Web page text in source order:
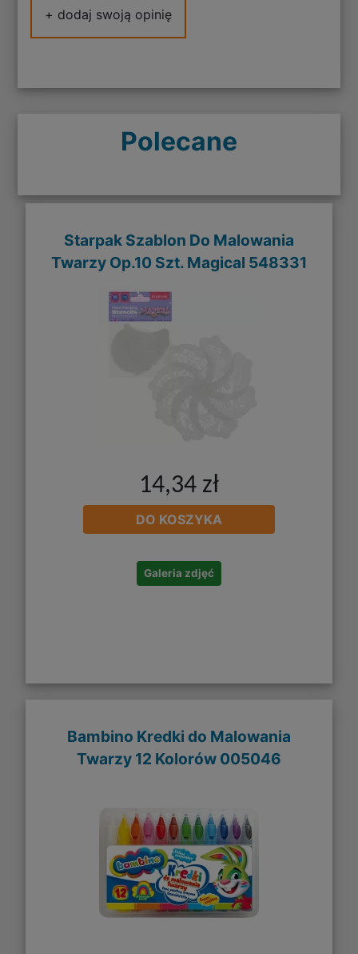
+ dodaj swoją opinię
Polecane
Starpak Szablon Do Malowania
Twarzy Op.10 Szt. Magical 548331
14,34 zł
DO KOSZYKA
Galeria zdjęć
Bambino Kredki do Malowania
Twarzy 12 Kolorów 005046